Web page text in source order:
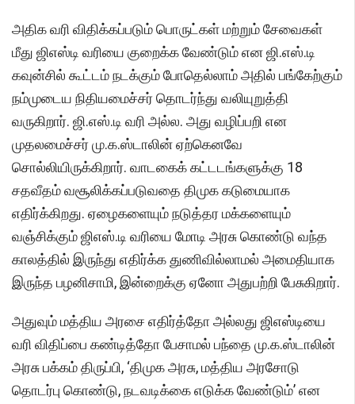
அதிக வரி விதிக்கப்படும் பொருட்கள் மற்றும் சேவைகள்
மீது ஜிஎஸ்டி வரியை குறைக்க வேண்டும் என ஜி.எஸ்.டி
கவுன்சில் கூட்டம் நடக்கும் போதெல்லாம் அதில் பங்கேற்கும்
நம்முடைய நிதியமைச்சர் தொடர்ந்து வலியுறுத்தி
வருகிறார். ஜி.எஸ்.டி வரி அல்ல. அது வழிப்பறி என
முதலமைச்சர் மு.க.ஸ்டாலின் ஏற்கெனவே
சொல்லியிருக்கிறார். வாடகைக் கட்டடங்களுக்கு 18
சதவீதம் வசூலிக்கப்படுவதை திமுக கடுமையாக
எதிர்க்கிறது. ஏழைகளையும் நடுத்தர மக்களையும்
வஞ்சிக்கும் ஜிஎஸ்.டி வரியை மோடி அரசு கொண்டு வந்த
காலத்தில் இருந்து எதிர்க்க துணிவில்லாமல் அமைதியாக
இருந்த பழனிசாமி, இன்றைக்கு ஏனோ அதுபற்றி பேசுகிறார்.
அதுவும் மத்திய அரசை எதிர்த்தோ அல்லது ஜிஎஸ்டியை
வரி விதிப்பை கண்டித்தோ பேசாமல் பந்தை மு.க.ஸ்டாலின்
அரசு பக்கம் திருப்பி, ‘திமுக அரசு, மத்திய அரசோடு
தொடர்பு கொண்டு, நடவடிக்கை எடுக்க வேண்டும்’ என